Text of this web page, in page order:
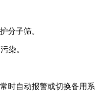
分子筛。
染。
时自动报警或切换备用系